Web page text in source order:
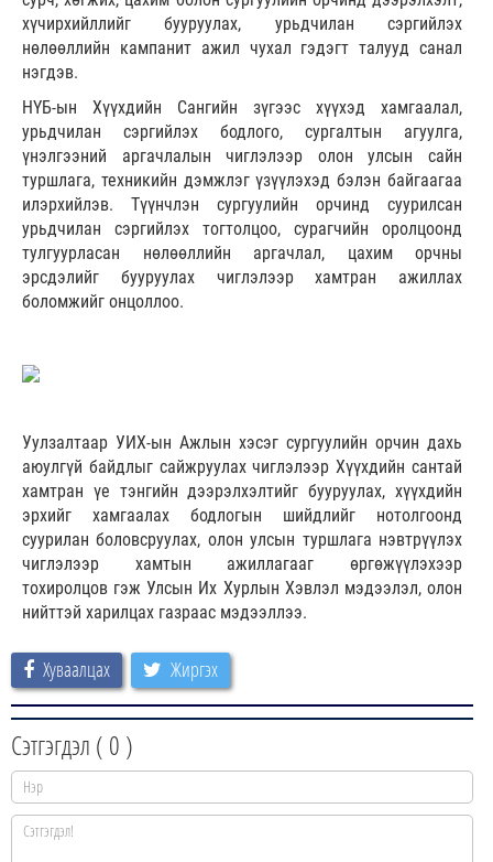
хүчирхийллийг бууруулах, урьдчилан сэргийлэх
нөлөөллийн кампанит ажил чухал гэдэгт талууд санал
нэгдэв.
НҮБ-ын Хүүхдийн Сангийн зүгээс хүүхэд хамгаалал,
урьдчилан сэргийлэх бодлого, сургалтын агуулга,
үнэлгээний аргачлалын чиглэлээр олон улсын сайн
туршлага, техникийн дэмжлэг үзүүлэхэд бэлэн байгаагаа
илэрхийлэв. Түүнчлэн сургуулийн орчинд суурилсан
урьдчилан сэргийлэх тогтолцоо, сурагчийн оролцоонд
тулгуурласан нөлөөллийн аргачлал, цахим орчны
эрсдэлийг бууруулах чиглэлээр хамтран ажиллах
боломжийг онцоллоо.
Уулзалтаар УИХ-ын Ажлын хэсэг сургуулийн орчин дахь
аюулгүй байдлыг сайжруулах чиглэлээр Хүүхдийн сантай
хамтран үе тэнгийн дээрэлхэлтийг бууруулах, хүүхдийн
эрхийг хамгаалах бодлогын шийдлийг нотолгоонд
суурилан боловсруулах, олон улсын туршлага нэвтрүүлэх
чиглэлээр хамтын ажиллагааг өргөжүүлэхээр
тохиролцов гэж Улсын Их Хурлын Хэвлэл мэдээлэл, олон
нийттэй харилцах газраас мэдээллээ.
Хуваалцах Жиргэх
Сэтгэгдэл ( 0 )